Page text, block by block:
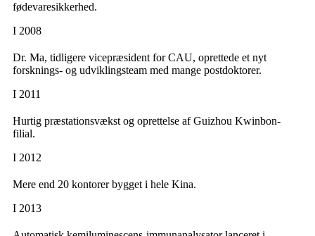
fødevaresikkerhed.
I 2008
Dr. Ma, tidligere vicepræsident for CAU, oprettede et nyt
forsknings- og udviklingsteam med mange postdoktorer.
I 2011
Hurtig præstationsvækst og oprettelse af Guizhou Kwinbon-
filial.
I 2012
Mere end 20 kontorer bygget i hele Kina.
I 2013